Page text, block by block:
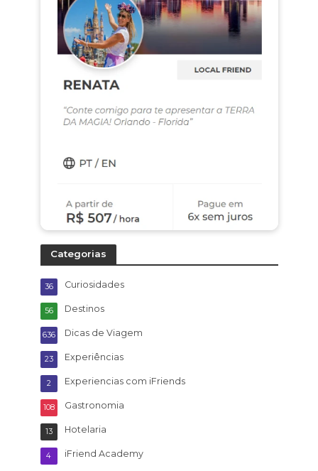
Categorias
Curiosidades
36
Destinos
56
Dicas de Viagem
636
Experiências
23
Experiencias com iFriends
2
Gastronomia
108
Hotelaria
13
iFriend Academy
4